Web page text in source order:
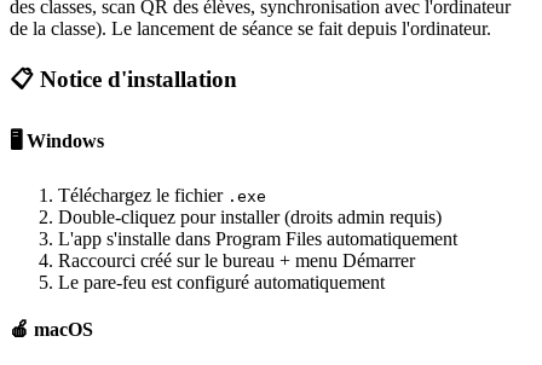
des classes, scan QR des élèves, synchronisation avec l'ordinateur
de la classe). Le lancement de séance se fait depuis l'ordinateur.
📋 Notice d'installation
🖥️ Windows
Téléchargez le fichier .exe
Double-cliquez pour installer (droits admin requis)
L'app s'installe dans Program Files automatiquement
Raccourci créé sur le bureau + menu Démarrer
Le pare-feu est configuré automatiquement
🍎 macOS